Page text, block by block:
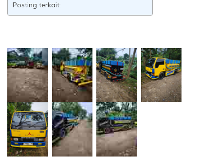
Posting terkait: